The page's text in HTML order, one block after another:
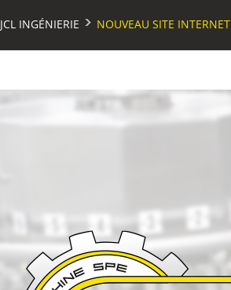
JCL INGÉNIERIE > NOUVEAU SITE INTERNET